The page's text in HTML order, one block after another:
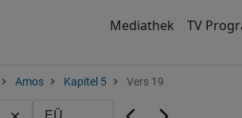
Mediathek TV
Amos Kapitel 5 Vers 19